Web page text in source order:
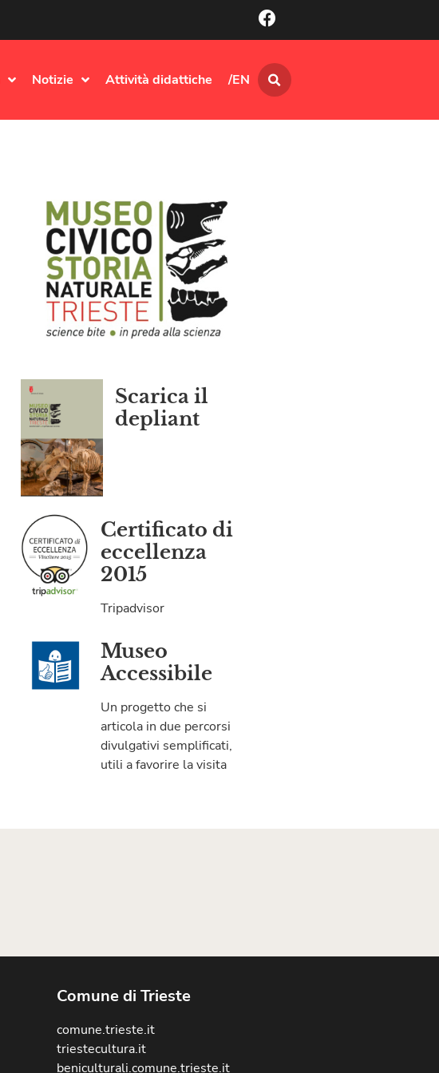
Notizie Attività didattiche /EN
Scarica il
depliant
Certificato di
eccellenza
2015
Tripadvisor
Museo
Accessibile
Un progetto che si
articola in due percorsi
divulgativi semplificati,
utili a favorire la visita
Comune di Trieste
comune.trieste.it
triestecultura.it
beniculturali.comune.trieste.it